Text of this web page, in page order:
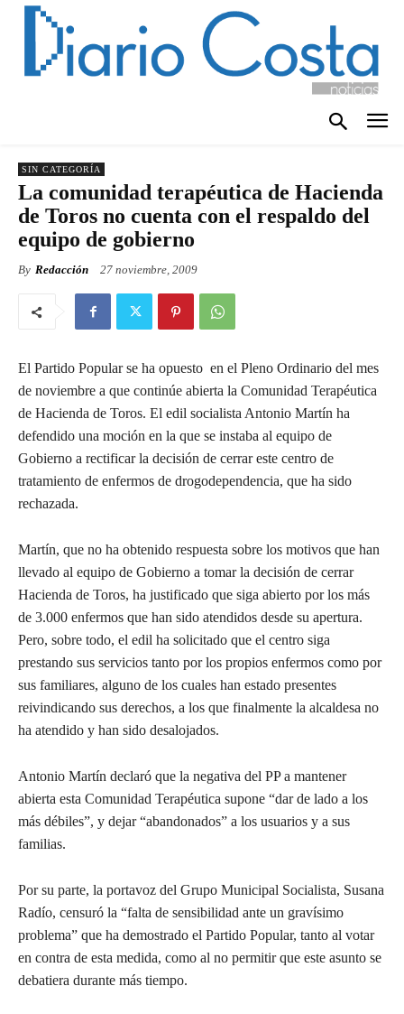
SIN CATEGORÍA
La comunidad terapéutica de Hacienda
de Toros no cuenta con el respaldo del
equipo de gobierno
By Redacción 27 noviembre, 2009
El Partido Popular se ha opuesto en el Pleno Ordinario del mes
de noviembre a que continúe abierta la Comunidad Terapéutica
de Hacienda de Toros. El edil socialista Antonio Martín ha
defendido una moción en la que se instaba al equipo de
Gobierno a rectificar la decisión de cerrar este centro de
tratamiento de enfermos de drogodependencia, que ha sido
rechazada.
Martín, que no ha obtenido respuesta sobre los motivos que han
llevado al equipo de Gobierno a tomar la decisión de cerrar
Hacienda de Toros, ha justificado que siga abierto por los más
de 3.000 enfermos que han sido atendidos desde su apertura.
Pero, sobre todo, el edil ha solicitado que el centro siga
prestando sus servicios tanto por los propios enfermos como por
sus familiares, alguno de los cuales han estado presentes
reivindicando sus derechos, a los que finalmente la alcaldesa no
ha atendido y han sido desalojados.
Antonio Martín declaró que la negativa del PP a mantener
abierta esta Comunidad Terapéutica supone “dar de lado a los
más débiles”, y dejar “abandonados” a los usuarios y a sus
familias.
Por su parte, la portavoz del Grupo Municipal Socialista, Susana
Radío, censuró la “falta de sensibilidad ante un gravísimo
problema” que ha demostrado el Partido Popular, tanto al votar
en contra de esta medida, como al no permitir que este asunto se
debatiera durante más tiempo.